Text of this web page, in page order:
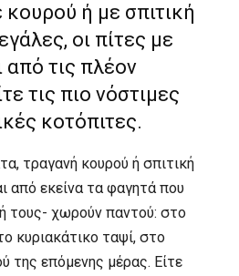
ή με σπιτική
οι πίτες με
από τις πλέον
τις πιο νόστιμες
κοτόπιτες.
τραγανή κουρού ή σπιτική
από εκείνα τα φαγητά που
τους- χωρούν παντού: στο
κυριακάτικο ταψί, στο
της επόμενης μέρας. Είτε